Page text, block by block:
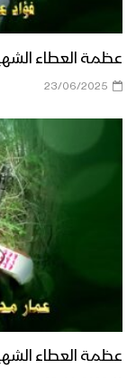
عظمة العطاء
23/06/2025
عظمة العطاء